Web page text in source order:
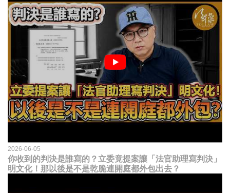
2026-06-05
你收到的判決是誰寫的？立委竟提案讓「法官助理寫判決」
明文化！那以後是不是乾脆連開庭都外包出去？